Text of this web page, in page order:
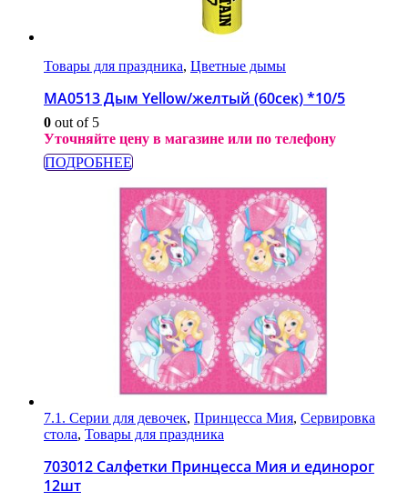
Товары для праздника, Цветные дымы
МА0513 Дым Yellow/желтый (60сек) *10/5
0 out of 5
Уточняйте цену в магазине или по телефону
ПОДРОБНЕЕ
7.1. Серии для девочек, Принцесса Мия, Сервировка
стола, Товары для праздника
703012 Салфетки Принцесса Мия и единорог
12шт